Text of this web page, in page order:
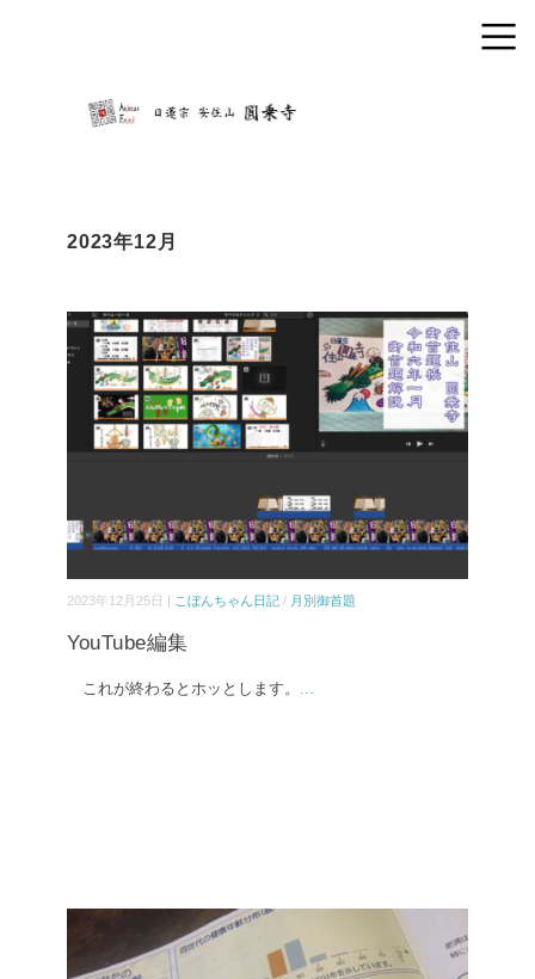
2023年12月
2023年12月25日 | こぼんちゃん日記 / 月別御首題
YouTube編集
これが終わるとホッとします。 ...